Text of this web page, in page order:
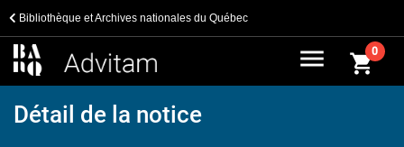
Bibliothèque et Archives nationales du Québec
menu shopping_cart0
Détail de la notice